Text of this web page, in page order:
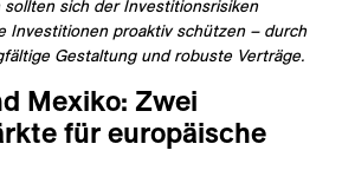
sollten sich der Investitionsrisiken
Investitionen proaktiv schützen – durch
Gestaltung und robuste Verträge.
Mexiko: Zwei
für europäische